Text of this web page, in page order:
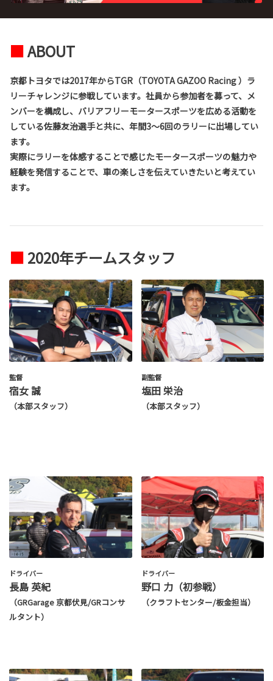
■ABOUT
京都トヨタでは2017年からTGR（TOYOTA GAZOO Racing ）ラ
リーチャレンジに参戦しています。社員から参加者を募って、メ
ンバーを構成し、バリアフリーモータースポーツを広める活動を
している佐藤友治選手と共に、年間3～6回のラリーに出場してい
ます。
実際にラリーを体感することで感じたモータースポーツの魅力や
経験を発信することで、車の楽しさを伝えていきたいと考えてい
ます。
■ 2020年チームスタッフ
監督
宿女 誠
（本部スタッフ）
副監督
塩田 栄治
（本部スタッフ）
ドライバー
長島 英紀
（GRGarage 京都伏見/GRコンサ
ルタント）
ドライバー
野口 力（初参戦）
（クラフトセンター/板金担当）